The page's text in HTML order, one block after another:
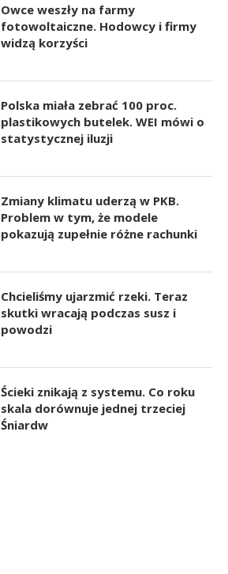
Owce weszły na farmy
fotowoltaiczne. Hodowcy i firmy
widzą korzyści
Polska miała zebrać 100 proc.
plastikowych butelek. WEI mówi o
statystycznej iluzji
Zmiany klimatu uderzą w PKB.
Problem w tym, że modele
pokazują zupełnie różne rachunki
Chcieliśmy ujarzmić rzeki. Teraz
skutki wracają podczas susz i
powodzi
Ścieki znikają z systemu. Co roku
skala dorównuje jednej trzeciej
Śniardw